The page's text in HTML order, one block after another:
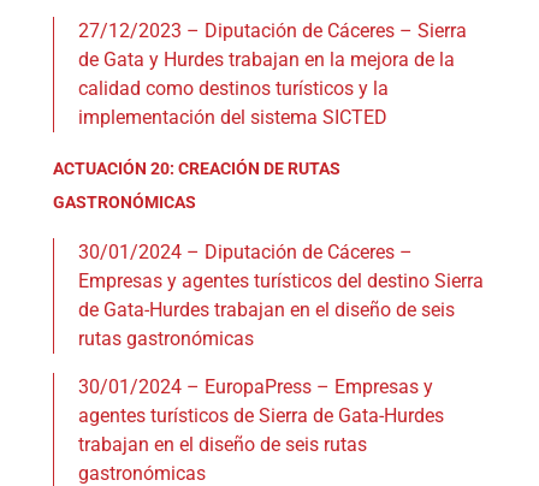
27/12/2023 – Diputación de Cáceres – Sierra
de Gata y Hurdes trabajan en la mejora de la
calidad como destinos turísticos y la
implementación del sistema SICTED
ACTUACIÓN 20: CREACIÓN DE RUTAS
GASTRONÓMICAS
30/01/2024 – Diputación de Cáceres –
Empresas y agentes turísticos del destino Sierra
de Gata-Hurdes trabajan en el diseño de seis
rutas gastronómicas
30/01/2024 – EuropaPress – Empresas y
agentes turísticos de Sierra de Gata-Hurdes
trabajan en el diseño de seis rutas
gastronómicas